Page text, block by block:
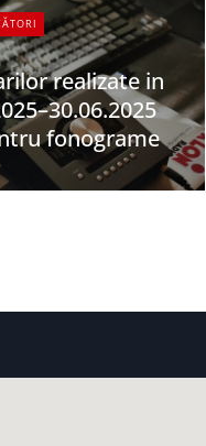
realizate in
fonograme